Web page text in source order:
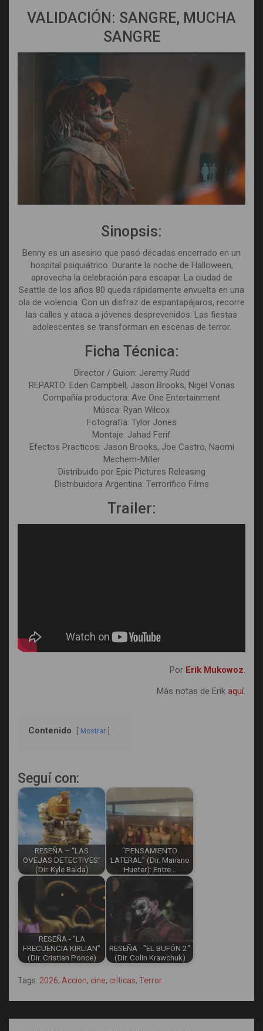
VALIDACIÓN: SANGRE, MUCHA
SANGRE
Sinopsis:
Benny es un asesino que pasó décadas encerrado en un
hospital psiquiátrico. Durante la noche de Halloween,
aprovecha la celebración para escapar. La ciudad de
Seattle de los años 80 queda rápidamente envuelta en una
ola de violencia. Con un disfraz de espantapájaros, recorre
las calles y ataca a jóvenes desprevenidos. Las fiestas
adolescentes se transforman en escenas de terror.
Ficha Técnica:
Director / Guion: Jeremy Rudd
REPARTO: Eden Campbell, Jason Brooks, Nigel Vonas
Compañía productora: Ave One Entertainment
Músca: Ryan Wilcox
Fotografía: Tylor Jones
Montaje: Jahad Ferif
Efectos Practicos: Jason Brooks, Joe Castro, Naomi
Mechem-Miller
Distribuido por Epic Pictures Releasing
Distribuidora Argentina: Terrorífico Films
Trailer:
Por Erik Mukowoz.
Más notas de Erik aquí.
Contenido Mostrar
Seguí con:
RESEÑA – “LAS
OVEJAS DETECTIVES”
(Dir. Kyle Balda)
“PENSAMIENTO
LATERAL” (Dir. Mariano
Hueter): Entre…
RESEÑA - "LA
FRECUENCIA KIRLIAN"
(Dir. Cristian Ponce)
RESEÑA - "EL BUFÓN 2"
(Dir. Colin Krawchuk)
Tags: 2026, Accion, cine, críticas, Terror
Navegación